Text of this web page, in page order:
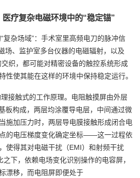
疗复杂电磁环境中的“稳定锚”
复杂场域”：手术室里高频电刀的脉冲信
场、监护室多台仪器的电磁辐射，以及
织，都可能对精密设备的触控系统形成
性使其能在这样的环境中保持稳定运行。
接触式的工作原理。电阻触摸屏由外层
板构成，两层均涂覆导电层，中间通过微
施加压力时，两层导电膜接触形成闭合电
的电压梯度变化确定坐标——这一过程依
使得其对电磁干扰（EMI）和射频干扰
之下，依赖电场变化识别操作的电容屏，
漂移，而电阻屏即便处于